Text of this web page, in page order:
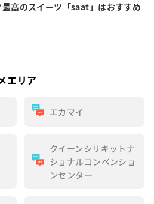
最高のスイーツ「saat」はおすすめ
エリア
エカマイ
クイーンシリキットナ
ショナルコンベンショ
ンセンター